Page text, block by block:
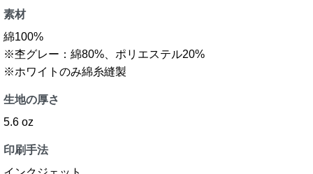
素材
綿100%
※杢グレー：綿80%、ポリエステル20%
※ホワイトのみ綿糸縫製
生地の厚さ
5.6 oz
印刷手法